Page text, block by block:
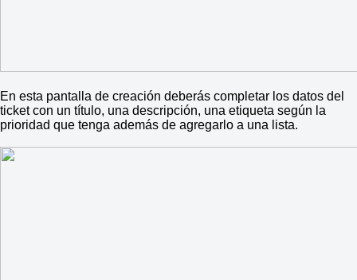
En esta pantalla de creación deberás completar los datos del
ticket con un título, una descripción, una etiqueta según la
prioridad que tenga además de agregarlo a una lista.